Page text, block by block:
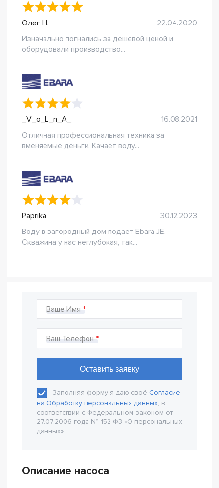
Олег Н.
22.04.2020
Изначально погнались за дешевой ценой и
оборудовали производство...
_V_o_L_n_A_
16.08.2021
Отличная профессиональная техника за
вменяемые деньги. Качает воду...
Paprika
30.12.2023
Воду в загородный дом подает Ebara JE.
Скважина у нас неглубокая, так...
Ваше Имя
Ваш Телефон
Заполняя форму я даю своё Согласие
на Обработку персональных данных, в
соответствии с Федеральном законом от
27.07.2006 года № 152-Ф3 «О персональных
данных».
Описание насоса